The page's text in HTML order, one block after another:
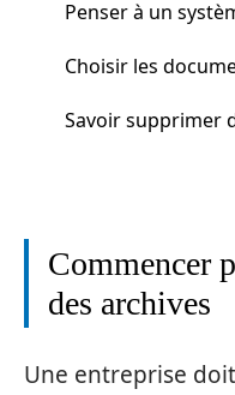
Penser à un
Choisir les
Savoir supprimer
Commencer
des archives
Une entreprise